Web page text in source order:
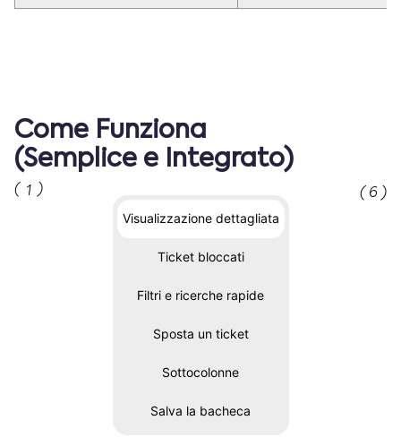
Come Funziona
(Semplice e Integrato)
( 1 ) ( 6 )
Visualizzazione dettagliata
Ticket bloccati
Filtri e ricerche rapide
Sposta un ticket
Sottocolonne
Salva la bacheca